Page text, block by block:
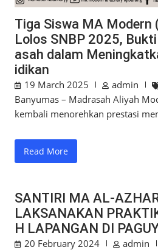
Tiga Siswa MA Modern
Lolos SNBP 2025,
asah dalam
idikan
19 March 2025 admin
Banyumas – Madrasah Aliyah
kembali menorehkan prestasi
Read More
SANTIRI MA AL-
LAKSANAKAN
H LAPANGAN DI
20 February 2024 admin